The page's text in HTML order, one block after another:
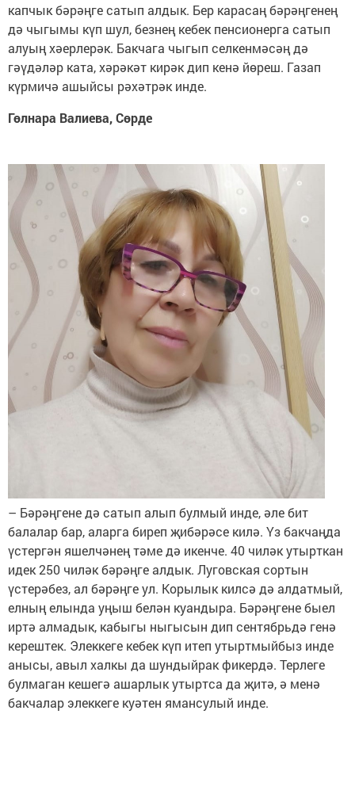
капчык бәрәңге сатып алдык. Бер карасаң бәрәңгенең
дә чыгымы күп шул, безнең кебек пенсионерга сатып
алуың хәерлерәк. Бакчага чыгып селкенмәсәң дә
гәүдәләр ката, хәрәкәт кирәк дип кенә йөреш. Газап
күрмичә ашыйсы рәхәтрәк инде.
Гөлнара Валиева, Сөрде
– Бәрәңгене дә сатып алып булмый инде, әле бит
балалар бар, аларга биреп җибәрәсе килә. Үз бакчаңда
үстергән яшелчәнең тәме дә икенче. 40 чиләк утырткан
идек 250 чиләк бәрәңге алдык. Луговская сортын
үстерәбез, ал бәрәңге ул. Корылык килсә дә алдатмый,
елның елында уңыш белән куандыра. Бәрәңгене быел
иртә алмадык, кабыгы ныгысын дип сентябрьдә генә
керештек. Элеккеге кебек күп итеп утыртмыйбыз инде
анысы, авыл халкы да шундыйрак фикердә. Терлеге
булмаган кешегә ашарлык утыртса да җитә, ә менә
бакчалар элеккеге куәтен ямансулый инде.